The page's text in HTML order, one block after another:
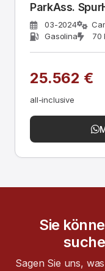
ParkAss.
03-2024
Gasolina
70
25.562 €
all-inclusive
Sie
Sagen Sie uns,